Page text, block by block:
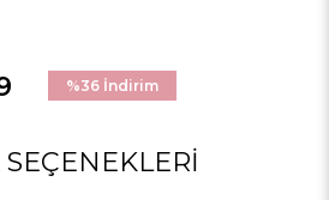
%36 İndirim